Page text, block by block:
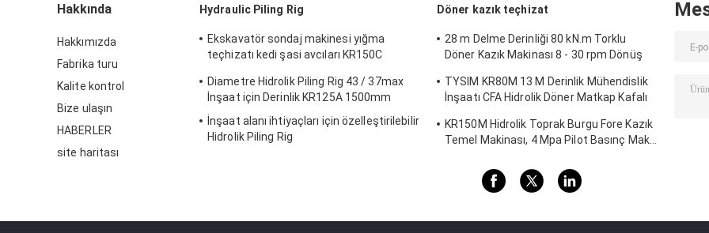
Hakkında
Hakkımızda
Fabrika turu
Kalite kontrol
Bize ulaşın
HABERLER
site haritası
Hydraulic Piling Rig
Ekskavatör sondaj makinesi yığma
teçhizatı kedi şasi avcıları KR150C
Diametre Hidrolik Piling Rig 43 / 37max
İnşaat için Derinlik KR125A 1500mm
İnşaat alanı ihtiyaçları için özelleştirilebilir
Hidrolik Piling Rig
Döner kazık teçhizat
28 m Delme Derinliği 80 kN.m Torklu
Döner Kazık Makinası 8 - 30 rpm Dönüş
TYSIM KR80M 13 M Derinlik Mühendislik
İnşaatı CFA Hidrolik Döner Matkap Kafalı
KR150M Hidrolik Toprak Burgu Fore Kazık
Temel Makinası, 4 Mpa Pilot Basınç Maks.